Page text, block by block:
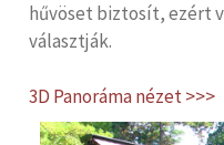
hűvöset biztosít, ezért
választják.
3D Panoráma nézet >>>